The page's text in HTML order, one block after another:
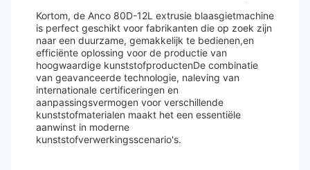
Kortom, de Anco 80D-12L extrusie blaasgietmachine
is perfect geschikt voor fabrikanten die op zoek zijn
naar een duurzame, gemakkelijk te bedienen,en
efficiënte oplossing voor de productie van
hoogwaardige kunststofproductenDe combinatie
van geavanceerde technologie, naleving van
internationale certificeringen en
aanpassingsvermogen voor verschillende
kunststofmaterialen maakt het een essentiële
aanwinst in moderne
kunststofverwerkingsscenario's.